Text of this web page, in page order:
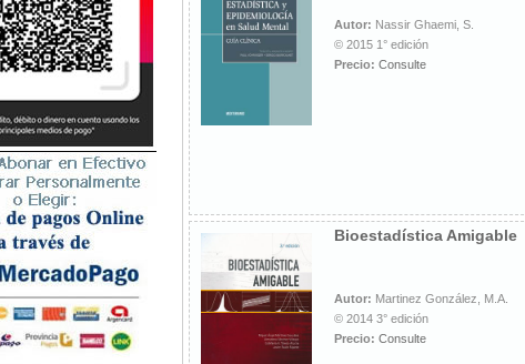
/ Rehabilitación
/ Urgencias
/ Legal
/ Neurociencia
Autor: Nassir Ghaemi, S.
© 2015 1° edición
Precio: Consulte
Bioestadística Amigable
Autor: Martinez González, M.A.
© 2014 3° edición
Precio: Consulte